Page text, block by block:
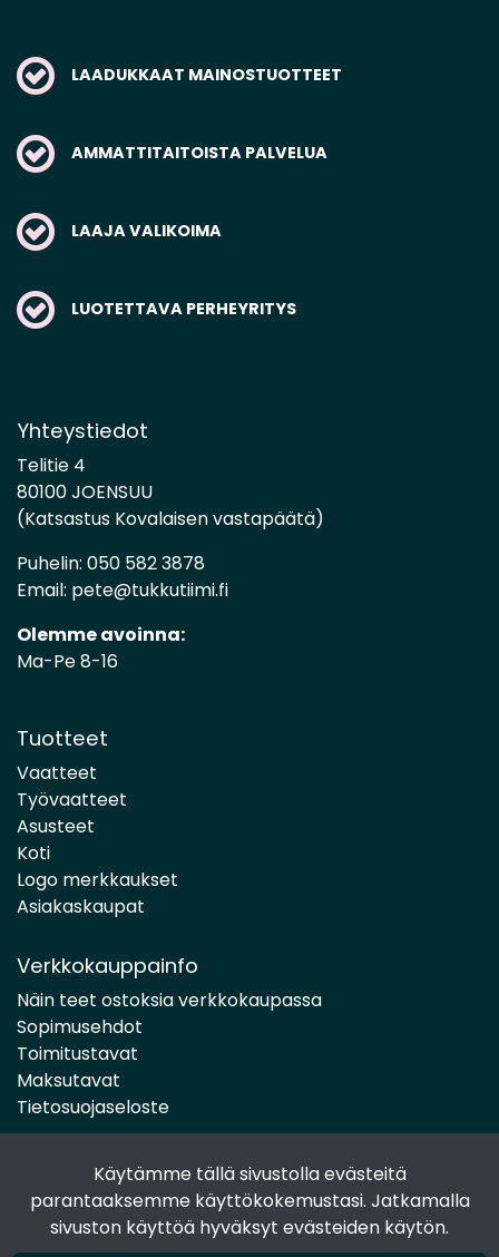
Käytämme tällä sivustolla evästeitä
parantaaksemme käyttökokemustasi. Jatkamalla
sivuston käyttöä hyväksyt evästeiden käytön.
LAADUKKAAT MAINOSTUOTTEET
AMMATTITAITOISTA PALVELUA
LAAJA VALIKOIMA
LUOTETTAVA PERHEYRITYS
Yhteystiedot
Telitie 4
80100 JOENSUU
(Katsastus Kovalaisen vastapäätä)
Puhelin: 050 582 3878
Email: pete@tukkutiimi.fi
Olemme avoinna:
Ma-Pe 8-16
Tuotteet
Vaatteet
Työvaatteet
Asusteet
Koti
Logo merkkaukset
Asiakaskaupat
Verkkokauppainfo
Näin teet ostoksia verkkokaupassa
Sopimusehdot
Toimitustavat
Maksutavat
Tietosuojaseloste
Seuraa sosiaalisessa mediassa
Facebook